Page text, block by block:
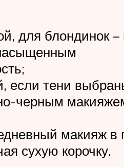
для блондинок
если тени
черным
макияж в
сухую корочку.